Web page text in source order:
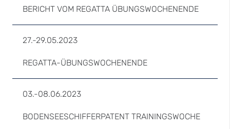
BERICHT VOM REGATTA ÜBUNGSWOCHENENDE
27.-29.05.2023
REGATTA-ÜBUNGSWOCHENENDE
03.-08.06.2023
BODENSEESCHIFFERPATENT TRAININGSWOCHE